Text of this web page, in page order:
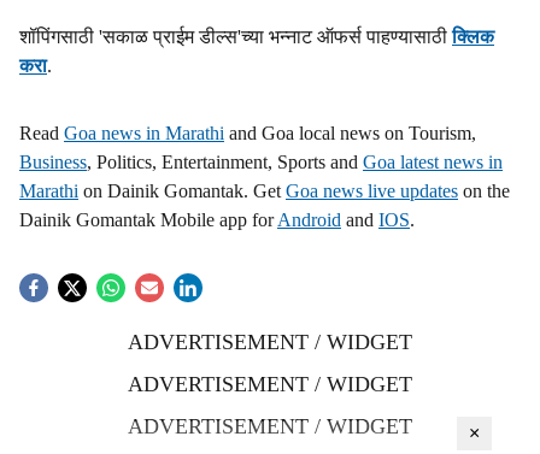
शॉपिंगसाठी 'सकाळ प्राईम डील्स'च्या भन्नाट ऑफर्स पाहण्यासाठीक्लिक
करा.
Read Goa news in Marathi and Goa local news on Tourism,
Business, Politics, Entertainment, Sports and Goa latest news in
Marathi on Dainik Gomantak. Get Goa news live updates on the
Dainik Gomantak Mobile app forAndroid and IOS.
ADVERTISEMENT / WIDGET
ADVERTISEMENT / WIDGET
ADVERTISEMENT / WIDGET
×